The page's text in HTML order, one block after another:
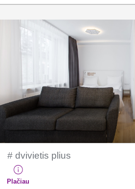
# dvivietis plius
Plačiau